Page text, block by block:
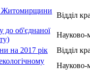
Житомирщини
Відділ
до об'єднаної
Науково-
на 2017 рік
Відділ
Науково-